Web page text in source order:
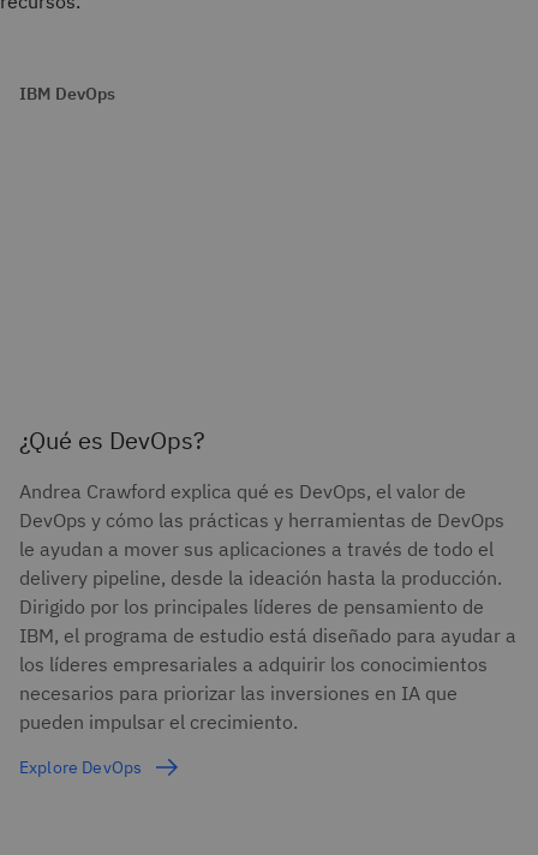
IBM DevOps
¿Qué es DevOps?
Andrea Crawford explica qué es DevOps, el valor de
DevOps y cómo las prácticas y herramientas de DevOps
le ayudan a mover sus aplicaciones a través de todo el
delivery pipeline, desde la ideación hasta la producción.
Dirigido por los principales líderes de pensamiento de
IBM, el programa de estudio está diseñado para ayudar a
los líderes empresariales a adquirir los conocimientos
necesarios para priorizar las inversiones en IA que
pueden impulsar el crecimiento.
Explore DevOps